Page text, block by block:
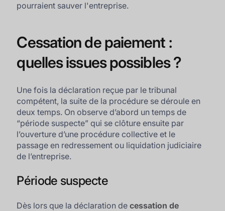
pourraient sauver l'entreprise.
Cessation de paiement :
quelles issues possibles ?
Une fois la déclaration reçue par le tribunal
compétent, la suite de la procédure se déroule en
deux temps. On observe d’abord un temps de
“période suspecte” qui se clôture ensuite par
l’ouverture d’une procédure collective et le
passage en redressement ou liquidation judiciaire
de l’entreprise.
Période suspecte
Dès lors que la déclaration decessation de